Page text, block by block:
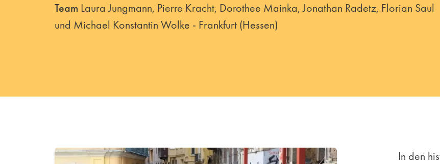
Team Laura Jungmann, Pierre Kracht, Dorothee Mainka, Jonathan Radetz, Florian Saul
und Michael Konstantin Wolke - Frankfurt (Hessen)
In den